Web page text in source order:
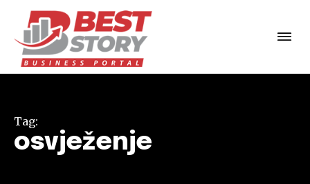
Tag:
osvježenje